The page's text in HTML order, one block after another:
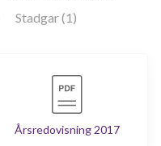
Stadgar (1)
Årsredovisning 2017